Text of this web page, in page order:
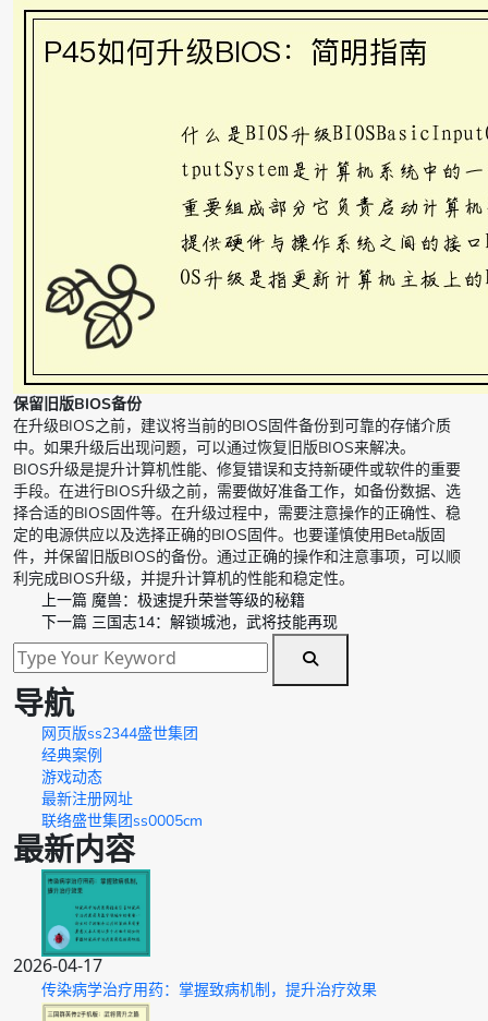
保留旧版BIOS备份
在升级BIOS之前，建议将当前的BIOS固件备份到可靠的存储介质
中。如果升级后出现问题，可以通过恢复旧版BIOS来解决。
BIOS升级是提升计算机性能、修复错误和支持新硬件或软件的重要
手段。在进行BIOS升级之前，需要做好准备工作，如备份数据、选
择合适的BIOS固件等。在升级过程中，需要注意操作的正确性、稳
定的电源供应以及选择正确的BIOS固件。也要谨慎使用Beta版固
件，并保留旧版BIOS的备份。通过正确的操作和注意事项，可以顺
利完成BIOS升级，并提升计算机的性能和稳定性。
上一篇 魔兽：极速提升荣誉等级的秘籍
下一篇 三国志14：解锁城池，武将技能再现
导航
网页版ss2344盛世集团
经典案例
游戏动态
最新注册网址
联络盛世集团ss0005cm
最新内容
2026-04-17
传染病学治疗用药：掌握致病机制，提升治疗效果